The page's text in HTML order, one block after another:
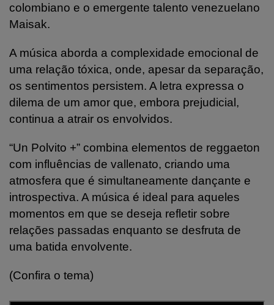
colombiano e o emergente talento venezuelano
Maisak.
A música aborda a complexidade emocional de
uma relação tóxica, onde, apesar da separação,
os sentimentos persistem. A letra expressa o
dilema de um amor que, embora prejudicial,
continua a atrair os envolvidos.
“Un Polvito +” combina elementos de reggaeton
com influências de vallenato, criando uma
atmosfera que é simultaneamente dançante e
introspectiva. A música é ideal para aqueles
momentos em que se deseja refletir sobre
relações passadas enquanto se desfruta de
uma batida envolvente.
(Confira o tema)